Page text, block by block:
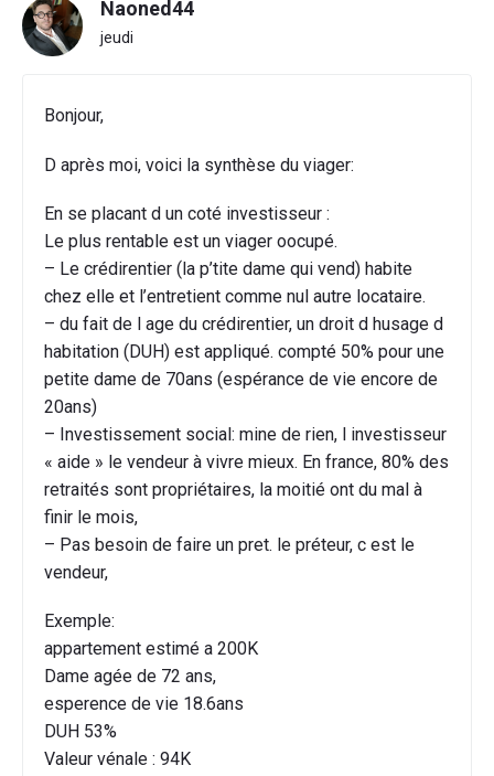
Naoned44
jeudi
Bonjour,
D après moi, voici la synthèse du viager:
En se placant d un coté investisseur :
Le plus rentable est un viager oocupé.
– Le crédirentier (la p’tite dame qui vend) habite
chez elle et l’entretient comme nul autre locataire.
– du fait de l age du crédirentier, un droit d husage d
habitation (DUH) est appliqué. compté 50% pour une
petite dame de 70ans (espérance de vie encore de
20ans)
– Investissement social: mine de rien, l investisseur
« aide » le vendeur à vivre mieux. En france, 80% des
retraités sont propriétaires, la moitié ont du mal à
finir le mois,
– Pas besoin de faire un pret. le préteur, c est le
vendeur,
Exemple:
appartement estimé a 200K
Dame agée de 72 ans,
esperence de vie 18.6ans
DUH 53%
Valeur vénale : 94K